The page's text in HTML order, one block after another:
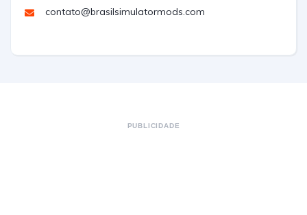
contato@brasilsimulatormods.com
PUBLICIDADE